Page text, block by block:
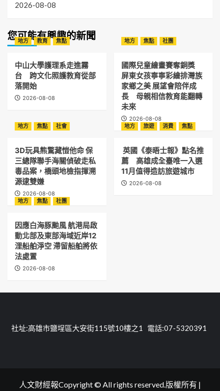
2026-08-08
您可能有興趣的新聞
地方 教育 焦點
中山大學護理系走進霧
台 跨文化照護教育從部
落開始
2026-08-08
地方 焦點 社團
國際兒童繪畫賽奪銅獎
屏東女孩寧寧彩繪排灣族
家鄉之美 展望會陪伴成
長 母親相信教育能翻轉
未來
2026-08-08
地方
焦點 社會
3D玩具熊驚藏愷他命 保
三總隊聯手海關偵破走私
毒品案，橋頭地檢指揮溯
源逮雙嫌
2026-08-08
地方 旅遊 消費 焦點
英國《泰晤士報》點名推
薦 高雄成全臺唯一入選
11月值得造訪旅遊城市
2026-08-08
地方 焦點 社團
因應白海豚颱風 航港局啟
動北部及東部海域近岸12
浬船舶淨空 滯留船舶將依
法處置
2026-08-08
社址:高雄市鹽埕區大安街115號10樓之1 電話:07-5320391
人文財經報Copyright © All rights reserved.版權所有 |